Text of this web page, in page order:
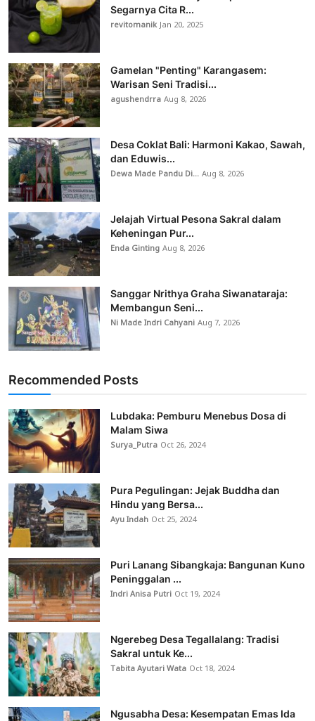
Segarnya Cita R...
revitomanikJan 20, 2025
Gamelan "Penting" Karangasem:
Warisan Seni Tradisi...
agushendrraAug 8, 2026
Desa Coklat Bali: Harmoni Kakao, Sawah,
dan Eduwis...
Dewa Made Pandu Di...Aug 8, 2026
Jelajah Virtual Pesona Sakral dalam
Keheningan Pur...
Enda GintingAug 8, 2026
Sanggar Nrithya Graha Siwanataraja:
Membangun Seni...
Ni Made Indri CahyaniAug 7, 2026
Recommended Posts
Lubdaka: Pemburu Menebus Dosa di
Malam Siwa
Surya_Putra Oct 26, 2024
Pura Pegulingan: Jejak Buddha dan
Hindu yang Bersa...
Ayu Indah Oct 25, 2024
Puri Lanang Sibangkaja: Bangunan Kuno
Peninggalan ...
Indri Anisa Putri Oct 19, 2024
Ngerebeg Desa Tegallalang: Tradisi
Sakral untuk Ke...
Tabita Ayutari Wata Oct 18, 2024
Ngusabha Desa: Kesempatan Emas Ida